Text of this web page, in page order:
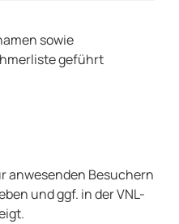
sowie
geführt
anwesenden Besuchern
und ggf. in der VNL-